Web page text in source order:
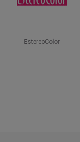
EstereoColor